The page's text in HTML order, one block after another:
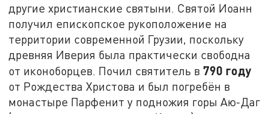
другие христианские святыни. Святой Иоанн
получил епископское рукоположение на
территории современной Грузии, поскольку
древняя Иверия была практически свободна
от иконоборцев. Почил святитель в 790 году
от Рождества Христова и был погребён в
монастыре Парфенит у подножия горы Аю-Даг